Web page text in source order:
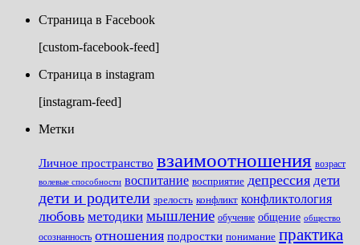
Страница в Facebook
[custom-facebook-feed]
Страница в instagram
[instagram-feed]
Метки
Личное пространство взаимоотношения возраст
волевые способности воспитание восприятие депрессия дети
дети и родители зрелость конфликт конфликтология
любовь методики мышление обучение общение общество
осознанность отношения подростки понимание практика